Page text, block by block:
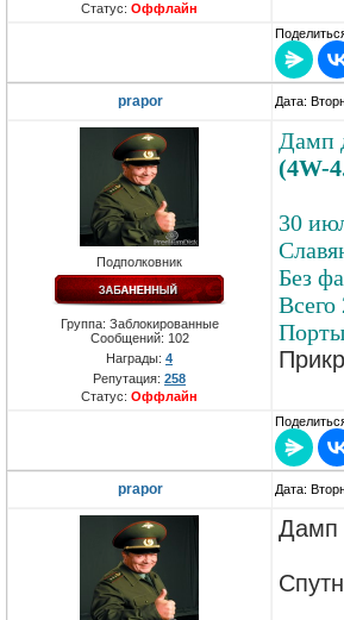
Статус: Оффлайн
prapor Дата:
Подполковник
Группа: Заблокированные
Сообщений: 102
Награды: 4
Репутация: 258
Статус: Оффлайн
Дамп
(4W-
30
Без
Всего
prapor Дата:
Дамп